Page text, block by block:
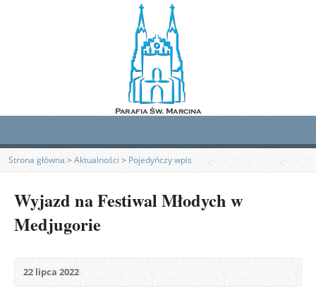
Strona główna> Aktualności > Pojedyńczy wpis
Wyjazd na Festiwal Młodych w
Medjugorie
22 lipca 2022